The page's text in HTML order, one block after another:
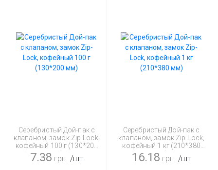
Серебристый Дой-пак с
клапаном, замок Zip-Lock,
кофейный 100 г (130*200
мм)
7.38 грн. /шт
Серебристый Дой-пак с
клапаном, замок Zip-Lock,
кофейный 1 кг (210*380
мм)
16.18 грн. /шт